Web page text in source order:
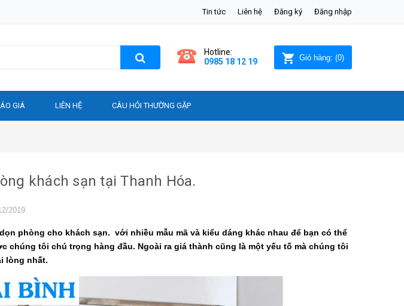
Tin tức Liên hệ Đăng ký Đăng nhập
Hotline:
0985 18 12 19
Giỏ hàng: (0)
GIÁ LIÊN HỆ CÂU HỎI THƯỜNG GẶP
khách sạn tại Thanh Hóa.
2019
phòng cho khách sạn. với nhiều mẫu mã và kiểu dáng khác nhau để bạn có thể
chúng tôi chú trọng hàng đầu. Ngoài ra giá thành cũng là một yếu tố mà chúng tôi
lòng nhất.